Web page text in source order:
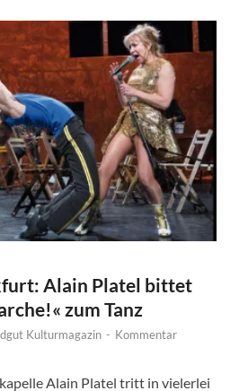
Alain Platel bittet
zum Tanz
Kulturmagazin - Kommentar
Alain Platel tritt in vielerlei